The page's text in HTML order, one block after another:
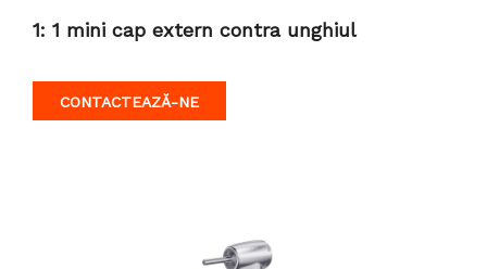
1: 1 mini cap extern contra unghiul
CONTACTEAZĂ-NE